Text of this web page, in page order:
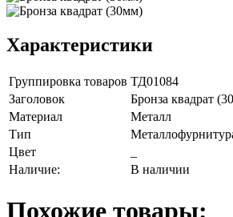
Характеристики
Группировка товаров ТД01084
Заголовок
Бронза квадрат
Материал
Металл
Тип
Цвет
Наличие:
В наличии
Похожие товары: